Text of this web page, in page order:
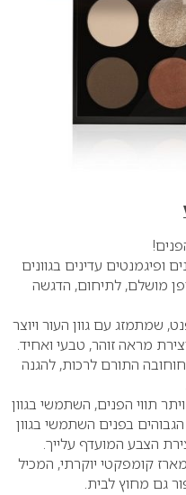
ופיגמנטים עדינים בגוונים
מושלם, לתיחום, הדגשה
שמתמזג עם גוון העור ויוצר
מראה זוהר, טבעי ואחיד.
התורם לרכות, להגנה
תווי הפנים, השתמשי בגוון
בפנים השתמשי בגוון
הצבע המועדף עלייך.
קומפקטי יוקרתי, המכיל
גם מחוץ לבית.